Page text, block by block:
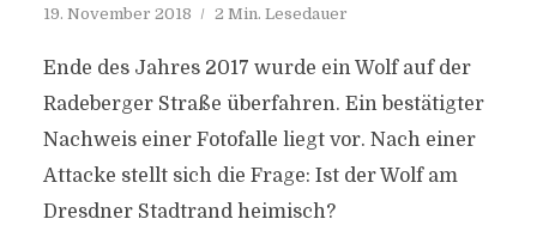
19. November 2018 2 Min. Lesedauer
Ende des Jahres 2017 wurde ein Wolf auf der
Radeberger Straße überfahren. Ein bestätigter
Nachweis einer Fotofalle liegt vor. Nach einer
Attacke stellt sich die Frage: Ist der Wolf am
Dresdner Stadtrand heimisch?